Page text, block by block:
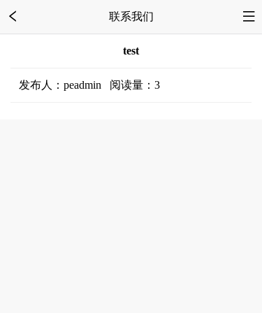
联系我们
test
发布人：peadmin 阅读量：3